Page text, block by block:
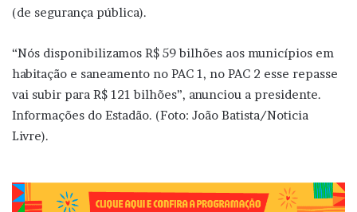
(de segurança pública).
“Nós disponibilizamos R$ 59 bilhões aos municípios em
habitação e saneamento no PAC 1, no PAC 2 esse repasse
vai subir para R$ 121 bilhões”, anunciou a presidente.
Informações do Estadão. (Foto: João Batista/Noticia
Livre).